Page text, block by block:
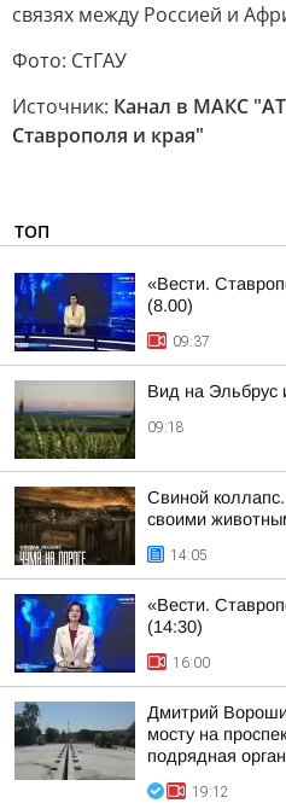
связях между Россией и
Фото: СтГАУ
Источник: Канал в МАКС
Ставрополя и края"
ТОП
«Вести.
(8.00)
09:37
Вид на Эльбрус
09:18
Свиной
своими
14:05
«Вести.
(14:30)
16:00
Дмитрий
мосту на
подрядная
19:12